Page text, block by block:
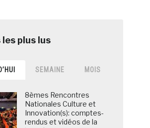
SEMAINE MOIS
8èmes Rencontres
Nationales Culture et
Innovation(s): comptes-
rendus et vidéos de la